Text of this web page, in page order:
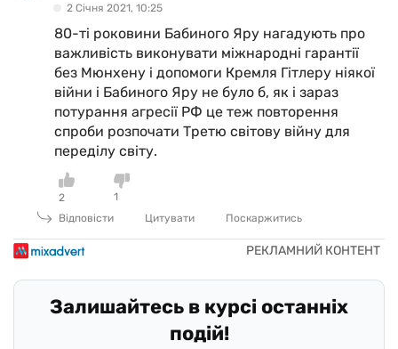
2 Сiчня 2021, 10:25
80-ті роковини Бабиного Яру нагадують про
важливість виконувати міжнародні гарантії
без Мюнхену і допомоги Кремля Гітлеру ніякої
війни і Бабиного Яру не було б, як і зараз
потурання агресії РФ це теж повторення
спроби розпочати Третю світову війну для
переділу світу.
2
1
Відповісти
Цитувати Поскаржитись
Залишайтесь в курсі останніх
подій!